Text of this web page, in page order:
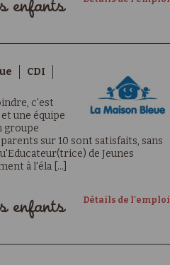
enfants
CDI
c'est
une équipe
groupe
sur 10 sont satisfaits, sans
de Jeunes
à l'éla [...]
Détails de l'emploi
enfants